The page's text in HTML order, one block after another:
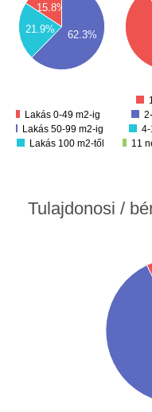
15.8%
62.3%
21.9%
Lakás 0-49 m2-ig
Lakás 50-99 m2-ig
Lakás 100 m2-től
1500
2000
2500
3000
4-
11
Tulajdonosi /